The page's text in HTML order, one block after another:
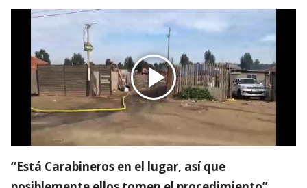
“Está Carabineros en el lugar, así que